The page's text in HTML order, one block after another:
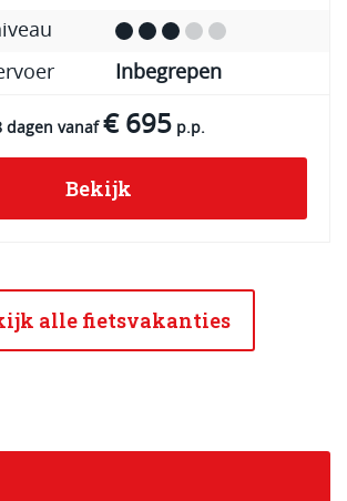
Inbegrepen
dagen vanaf € 695p.p.
Bekijk
alle fietsvakanties